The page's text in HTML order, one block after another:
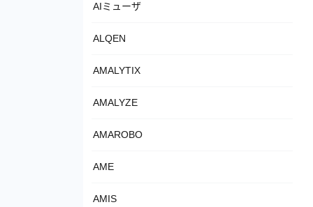
AIミューザ
ALQEN
AMALYTIX
AMALYZE
AMAROBO
AME
AMIS